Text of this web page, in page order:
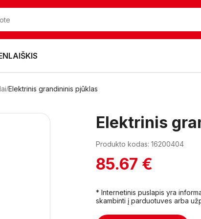
Elektrinis grandininis pjūklas
Elektrinis
Produkto kodas: 16200404
85.67 €
* Internetinis puslapis yra
skambinti į parduotuves arba